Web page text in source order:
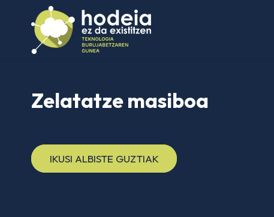
Zelatatze masiboa
IKUSI ALBISTE GUZTIAK